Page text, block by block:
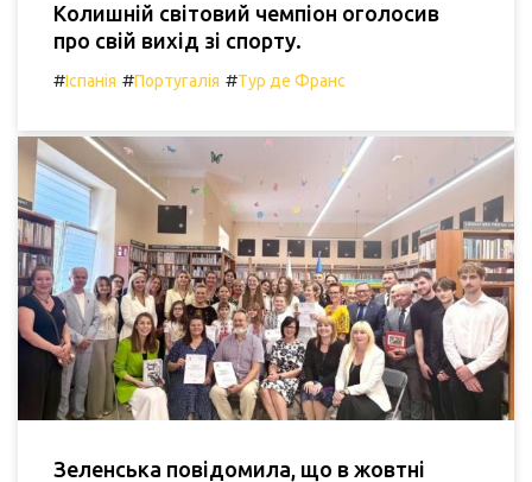
Колишній світовий чемпіон оголосив
про свій вихід зі спорту.
#Іспанія #Португалія #Тур де Франс
Зеленська повідомила, що в жовтні